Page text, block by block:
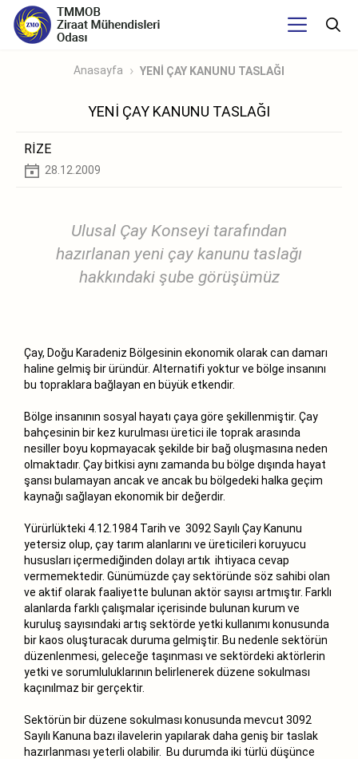
Anasayfa YENİ ÇAY KANUNU TASLAĞI
YENİ ÇAY KANUNU TASLAĞI
RİZE
28.12.2009
Ulusal Çay Konseyi tarafından
hazırlanan yeni çay kanunu taslağı
hakkındaki şube görüşümüz
Çay, Doğu Karadeniz Bölgesinin ekonomik olarak can damarı
haline gelmiş bir üründür. Alternatifi yoktur ve bölge insanını
bu topraklara bağlayan en büyük etkendir.
Bölge insanının sosyal hayatı çaya göre şekillenmiştir. Çay
bahçesinin bir kez kurulması üretici ile toprak arasında
nesiller boyu kopmayacak şekilde bir bağ oluşmasına neden
olmaktadır. Çay bitkisi aynı zamanda bu bölge dışında hayat
şansı bulamayan ancak ve ancak bu bölgedeki halka geçim
kaynağı sağlayan ekonomik bir değerdir.
Yürürlükteki 4.12.1984 Tarih ve 3092 Sayılı Çay Kanunu
yetersiz olup, çay tarım alanlarını ve üreticileri koruyucu
hususları içermediğinden dolayı artık ihtiyaca cevap
vermemektedir. Günümüzde çay sektöründe söz sahibi olan
ve aktif olarak faaliyette bulunan aktör sayısı artmıştır. Farklı
alanlarda farklı çalışmalar içerisinde bulunan kurum ve
kuruluş sayısındaki artış sektörde yetki kullanımı konusunda
bir kaos oluşturacak duruma gelmiştir. Bu nedenle sektörün
düzenlenmesi, geleceğe taşınması ve sektördeki aktörlerin
yetki ve sorumluluklarının belirlenerek düzene sokulması
kaçınılmaz bir gerçektir.
Sektörün bir düzene sokulması konusunda mevcut 3092
Sayılı Kanuna bazı ilavelerin yapılarak daha geniş bir taslak
hazırlanması yeterli olabilir. Bu durumda iki türlü düşünce